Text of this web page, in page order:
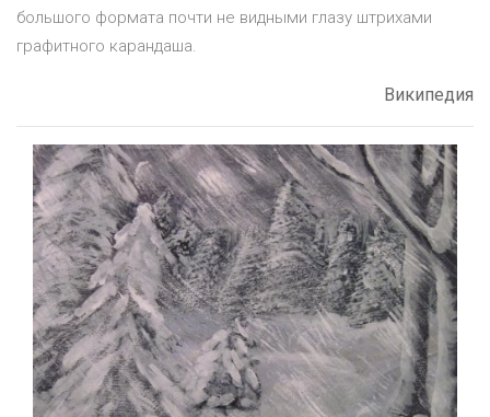
большого формата почти не видными глазу штрихами
графитного карандаша.
Википедия